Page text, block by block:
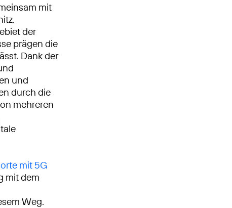
mit
der
prägen die
Dank der
und
durch die
mehreren
mit 5G
mit dem
Weg.